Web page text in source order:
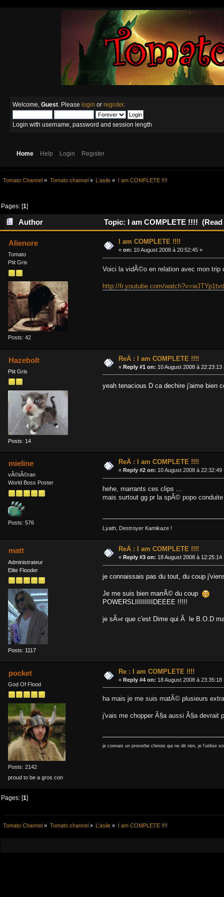
Welcome, Guest . Please login or register.
Login with username, password and session length
Home Help Login Register
Tomato Channel » Tomato channel» L'asile » I am COMPLETE !!!!
Pages: [1
Author Topic: I am COMPLETE !!!! (Read
Alienore
Tomato
Ptit Gris
Posts: 42
I am COMPLETE !!!!
«on: 10 August 2008 à 20:52:45 »
Voici la vidÃ©o en relation avec mon
http://fr.youtube.com/
Hazebolt
Ptit Gris
Posts: 14
ReÂ : I am COMPLETE !!!!
«Reply #1 on: 10 August 2008 à 22:23:13
yeah tenacious D ca dechire j'aime bien
mieline
vÃ©tÃ©ran
World Boss Poster
Posts: 576
ReÂ : I am COMPLETE !!!!
«Reply #2 on: 10 August 2008 à 22:32:49
hehe, marrants ces clips ...
mais surtout gg pr la spÃ© popo
Lyath, Destroyer Kamikaze !
matt
Administrateur
Elite Flooder
Posts: 1117
ReÂ : I am COMPLETE !!!!
« Reply #3 on: 18 August 2008 à 12:25:14
je connaissais pas du tout, du coup
Je me suis bien marrÃ© du coup
POWERSLIIIIIIIIIDEEEE !!!!!
je sÃ»r que c'est Dime qui Ã le B.O.D
pocket
God Of Flood
Posts: 2142
proud to be a gros con
Re : I am COMPLETE !!!!
«Reply #4 on: 18 August 2008 à 23:35:18
ha mais je me suis matÃ© plusieurs
j'vais me chopper Ã§a aussi Ã§a devrait
je connais un proverbe chinois qui ne dit rien, je l'utilise
Pages: [1]
Tomato Channel » Tomato channel» L'asile » I am COMPLETE !!!!